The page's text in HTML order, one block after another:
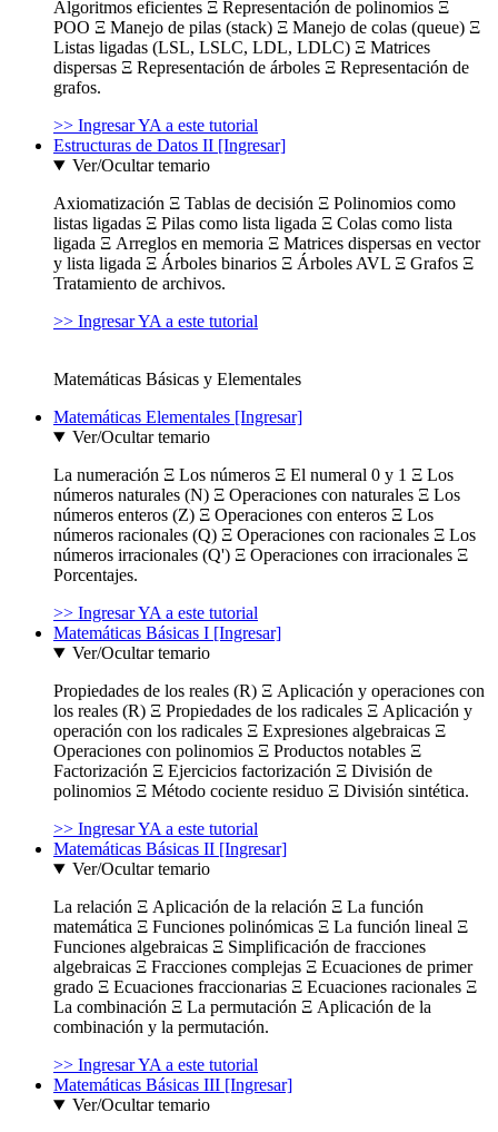
Algoritmos eficientes Ξ Representación de polinomios Ξ
POO Ξ Manejo de pilas (stack) Ξ Manejo de colas (queue) Ξ
Listas ligadas (LSL, LSLC, LDL, LDLC) Ξ Matrices
dispersas Ξ Representación de árboles Ξ Representación de
grafos.
>> Ingresar YA a este tutorial
Estructuras de Datos II [Ingresar]
Ver/Ocultar temario
Axiomatización Ξ Tablas de decisión Ξ Polinomios como
listas ligadas Ξ Pilas como lista ligada Ξ Colas como lista
ligada Ξ Arreglos en memoria Ξ Matrices dispersas en vector
y lista ligada Ξ Árboles binarios Ξ Árboles AVL Ξ Grafos Ξ
Tratamiento de archivos.
>> Ingresar YA a este tutorial
Matemáticas Básicas y Elementales
Matemáticas Elementales [Ingresar]
Ver/Ocultar temario
La numeración Ξ Los números Ξ El numeral 0 y 1 Ξ Los
números naturales (N) Ξ Operaciones con naturales Ξ Los
números enteros (Z) Ξ Operaciones con enteros Ξ Los
números racionales (Q) Ξ Operaciones con racionales Ξ Los
números irracionales (Q') Ξ Operaciones con irracionales Ξ
Porcentajes.
>> Ingresar YA a este tutorial
Matemáticas Básicas I [Ingresar]
Ver/Ocultar temario
Propiedades de los reales (R) Ξ Aplicación y operaciones con
los reales (R) Ξ Propiedades de los radicales Ξ Aplicación y
operación con los radicales Ξ Expresiones algebraicas Ξ
Operaciones con polinomios Ξ Productos notables Ξ
Factorización Ξ Ejercicios factorización Ξ División de
polinomios Ξ Método cociente residuo Ξ División sintética.
>> Ingresar YA a este tutorial
Matemáticas Básicas II [Ingresar]
Ver/Ocultar temario
La relación Ξ Aplicación de la relación Ξ La función
matemática Ξ Funciones polinómicas Ξ La función lineal Ξ
Funciones algebraicas Ξ Simplificación de fracciones
algebraicas Ξ Fracciones complejas Ξ Ecuaciones de primer
grado Ξ Ecuaciones fraccionarias Ξ Ecuaciones racionales Ξ
La combinación Ξ La permutación Ξ Aplicación de la
combinación y la permutación.
>> Ingresar YA a este tutorial
Matemáticas Básicas III [Ingresar]
Ver/Ocultar temario